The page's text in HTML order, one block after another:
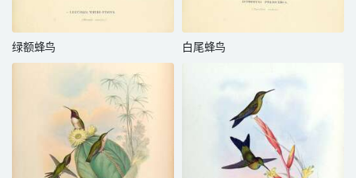
绿额蜂鸟 白尾蜂鸟